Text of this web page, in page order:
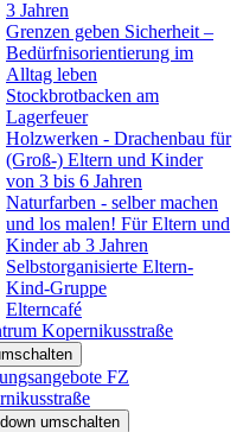
3 Jahren
Grenzen geben Sicherheit –
Bedürfnisorientierung im
Alltag leben
Stockbrotbacken am
Lagerfeuer
Holzwerken - Drachenbau für
(Groß-) Eltern und Kinder
von 3 bis 6 Jahren
Naturfarben - selber machen
und los malen! Für Eltern und
Kinder ab 3 Jahren
Selbstorganisierte Eltern-
Kind-Gruppe
Elterncafé
Kopernikusstraße
FZ
umschalten